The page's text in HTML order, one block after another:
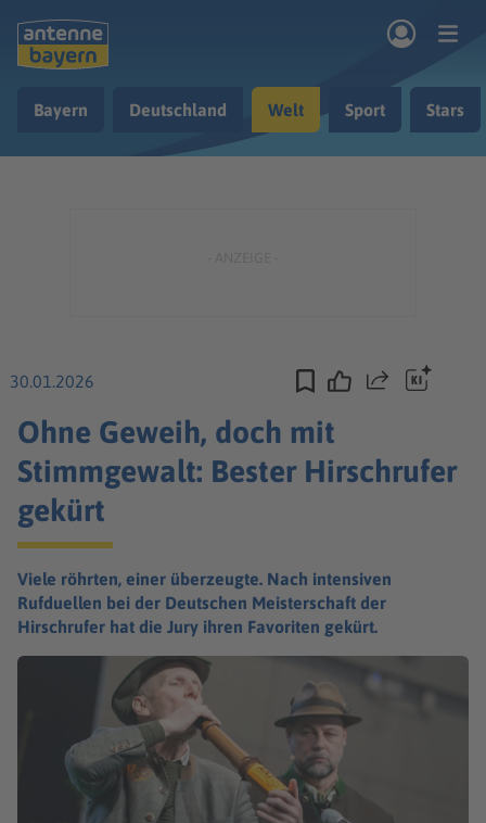
Nachrichten
Bayern Deutschland Welt Sport Stars
30.01.2026 Teilen
Ohne Geweih, doch mit
Stimmgewalt: Bester Hirschrufer
gekürt
Viele röhrten, einer überzeugte. Nach intensiven
Rufduellen bei der Deutschen Meisterschaft der
Hirschrufer hat die Jury ihren Favoriten gekürt.